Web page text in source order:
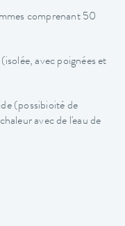
comprenant 50
avec poignées et
(possibioité de
avec de l'eau de